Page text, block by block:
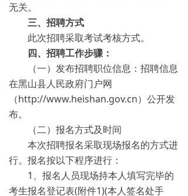
无关。
三、招聘方式
此次招聘采取考试考核方式。
四、招聘工作步骤：
（一）发布招聘职位信息：招聘信息
在黑山县人民政府门户网
（http://www.heishan.gov.cn）公开发
布。
（二）报名方式及时间
本次招聘报名采取现场报名的方式进
行。报名按以下程序进行：
1、报名人员现场持本人填写完毕的
考生报名登记表(附件1)(本人签名处手